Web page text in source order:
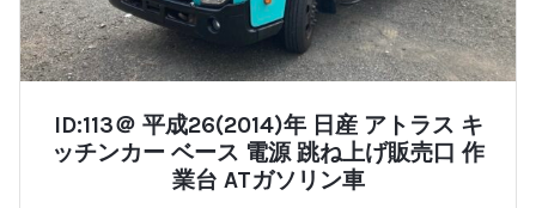
ID:113＠ 平成26(2014)年 日産 アトラス キ
ッチンカー ベース 電源 跳ね上げ販売口 作
業台 ATガソリン車